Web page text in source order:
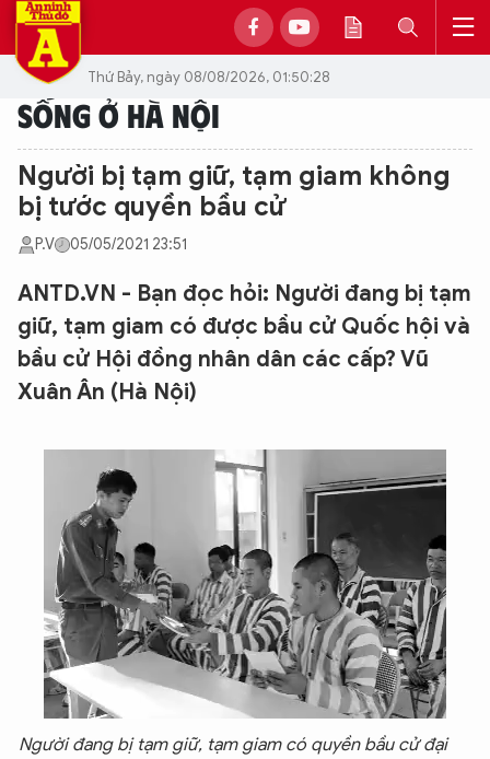
Thứ Bảy, ngày 08/08/2026, 01:50:28
SỐNG Ở HÀ NỘI
Người bị tạm giữ, tạm giam không
bị tước quyền bầu cử
P.V 05/05/2021 23:51
ANTD.VN - Bạn đọc hỏi: Người đang bị tạm
giữ, tạm giam có được bầu cử Quốc hội và
bầu cử Hội đồng nhân dân các cấp? Vũ
Xuân Ân (Hà Nội)
Người đang bị tạm giữ, tạm giam có quyền bầu cử đại